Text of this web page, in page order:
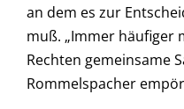
an dem es zur
muß. „Immer häufiger
Rechten gemeinsame
Rommelspacher